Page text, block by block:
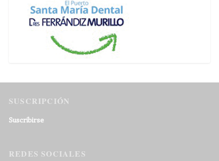
SUSCRIPCIÓN
Suscribirse
REDES SOCIALES